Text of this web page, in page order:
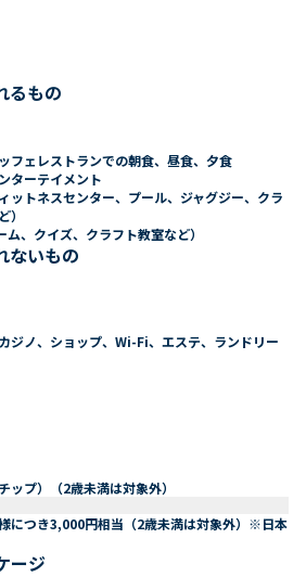
るもの
フェレストランでの朝食、昼食、夕食
ターテイメント
ットネスセンター、プール、ジャグジー、クラ
）
、クイズ、クラフト教室など）
ないもの
ジノ、ショップ、Wi-Fi、エステ、ランドリー
ップ）（2歳未満は対象外）
につき3,000円相当（2歳未満は対象外）※日本
ージ